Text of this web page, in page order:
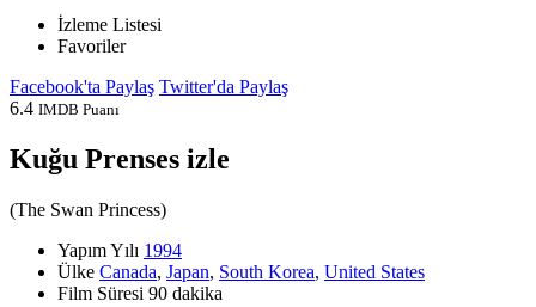
İzleme Listesi
Favoriler
Facebook'ta Paylaş Twitter'da Paylaş
6.4 IMDB Puanı
Kuğu Prenses izle
(The Swan Princess)
Yapım Yılı 1994
Ülke Canada, Japan, South Korea, United States
Film Süresi 90 dakika